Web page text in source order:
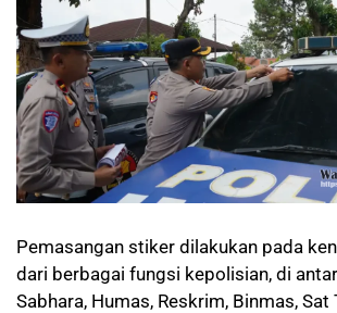
Pemasangan stiker dilakukan pada
dari berbagai fungsi kepolisian, di
Sabhara, Humas, Reskrim, Binmas, Sat